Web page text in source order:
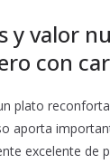
y valor
con
plato
aporta
excelente de